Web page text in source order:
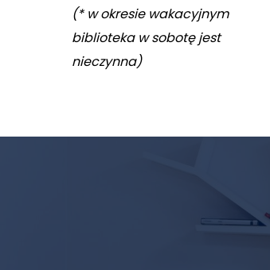
(* w okresie wakacyjnym
biblioteka w sobotę jest
nieczynna)
Newsletter
biblioteki